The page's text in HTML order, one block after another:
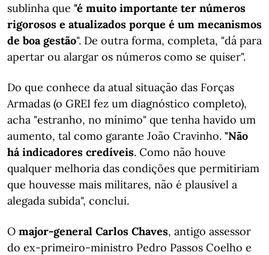
sublinha que "é muito importante ter números
rigorosos e atualizados porque é um mecanismos
de boa gestão". De outra forma, completa, "dá para
apertar ou alargar os números como se quiser".
Do que conhece da atual situação das Forças
Armadas (o GREI fez um diagnóstico completo),
acha "estranho, no mínimo" que tenha havido um
aumento, tal como garante João Cravinho. "Não
há indicadores credíveis. Como não houve
qualquer melhoria das condições que permitiriam
que houvesse mais militares, não é plausível a
alegada subida", conclui.
O major-general Carlos Chaves, antigo assessor
do ex-primeiro-ministro Pedro Passos Coelho e